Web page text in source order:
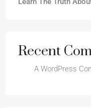
Recent
A WordPress